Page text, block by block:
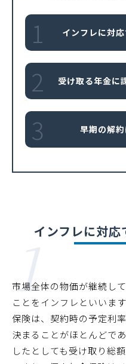
1 インフレに対
2 受け取る年金に
3 早期の解
1インフレに対
市場全体の物価が継続し
ことをインフレといいま
保険は、契約時の予定利
決まることがほとんどで
したとしても受け取り総